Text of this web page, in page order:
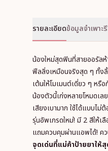
รายละเอียดข้อมูลจำเพาะ
น้องใหม่สุดฟินที่สายออรัล
ฟีลลิ่งเหมือนจริงสุด ๆ ทั้งลิ้
เต้นให้โมเมนต์เดี่ยว ๆ หรื
น้องตัวนี้เก่งหลายโหมดเล
เสียงเบามาก ใช้ได้แบบไ
รุ่นอัพเกรดใหม่! มี 2 สีให้เ
แถมควบคุมผ่านแอพได้! ค
จุดเด่นที่แม่ค้าป้ายยาให้